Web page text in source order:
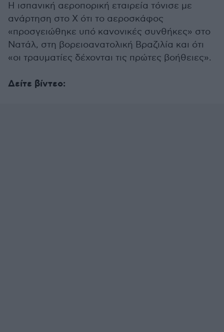
Η ισπανική αεροπορική εταιρεία τόνισε με
ανάρτηση στο Χ ότι το αεροσκάφος
«προσγειώθηκε υπό κανονικές συνθήκες» στο
Νατάλ, στη βορειοανατολική Βραζιλία και ότι
«οι τραυματίες δέχονται τις πρώτες βοήθειες».
Δείτε βίντεο: